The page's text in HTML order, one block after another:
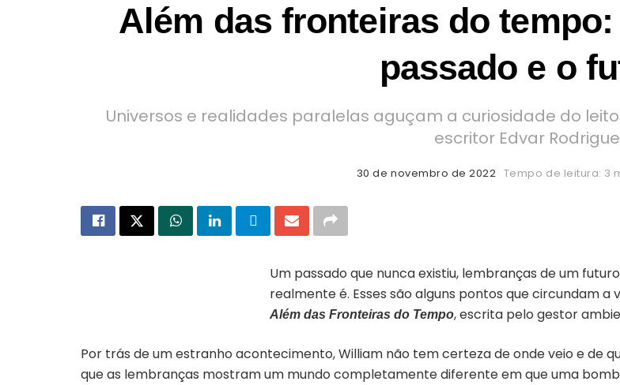
Além das fronteiras do
passado e o
Universos e realidades paralelas aguçam a curiosidade do
escritor Edvar
30 de novembro de 2022 Tempo de leitura: 3
Um passado que nunca existiu, lembranças de um
realmente é. Esses são alguns pontos que circundam
Além das Fronteiras do Tempo, escrita pelo gestor
Por trás de um estranho acontecimento, William não tem certeza de onde veio e de
que as lembranças mostram um mundo completamente diferente em que uma